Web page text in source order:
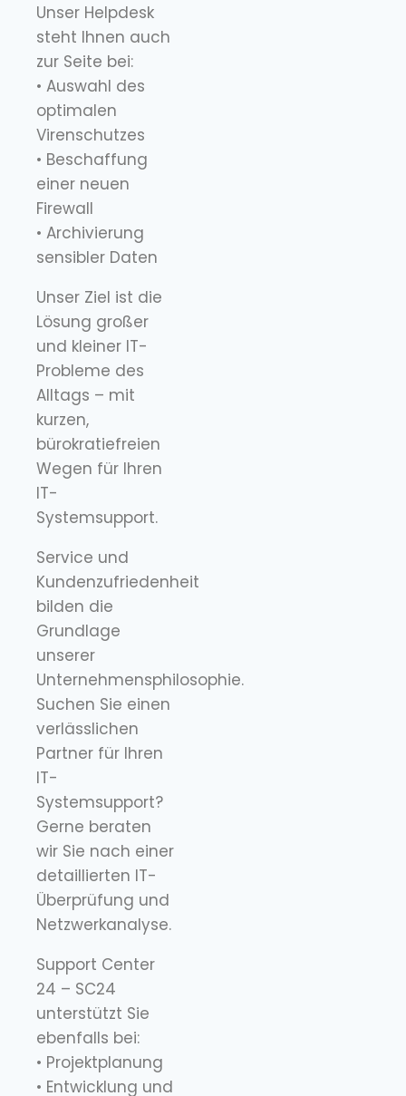
Unser Helpdesk
steht Ihnen auch
zur Seite bei:
• Auswahl des
optimalen
Virenschutzes
• Beschaffung
einer neuen
Firewall
• Archivierung
sensibler Daten
Unser Ziel ist die
Lösung großer
und kleiner IT-
Probleme des
Alltags – mit
kurzen,
bürokratiefreien
Wegen für Ihren
IT-
Systemsupport.
Service und
Kundenzufriedenheit
bilden die
Grundlage
unserer
Unternehmensphilosophie.
Suchen Sie einen
verlässlichen
Partner für Ihren
IT-
Systemsupport?
Gerne beraten
wir Sie nach einer
detaillierten IT-
Überprüfung und
Netzwerkanalyse.
Support Center
24 – SC24
unterstützt Sie
ebenfalls bei:
• Projektplanung
• Entwicklung und